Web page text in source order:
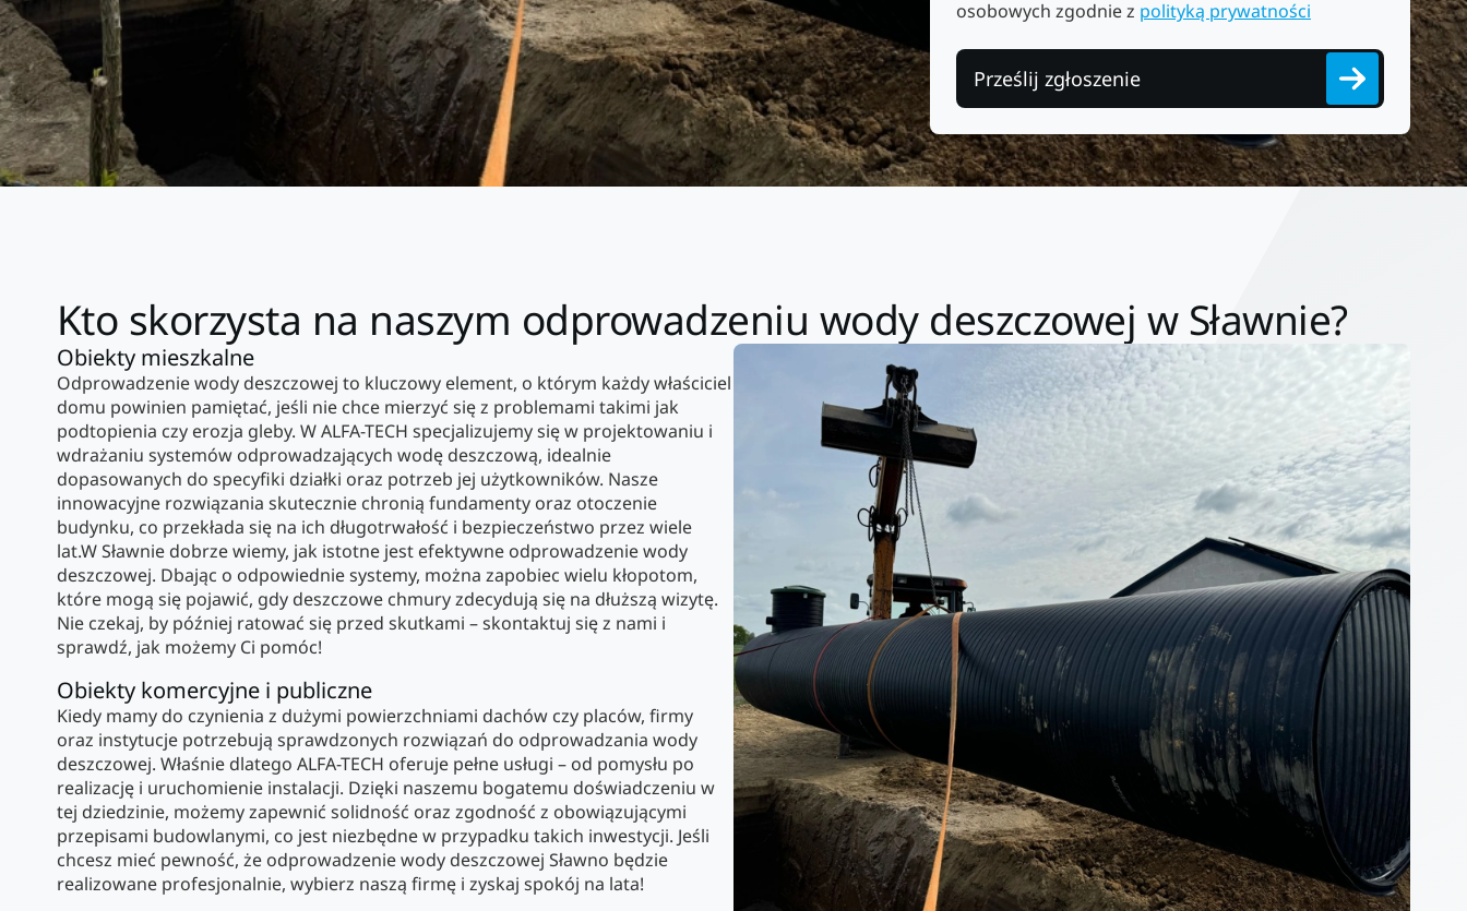
osobowych zgodnie z polityką prywatności
Prześlij zgłoszenie
Kto skorzysta na naszym odprowadzeniu wody deszczowej w Sławnie?
Obiekty mieszkalne
Odprowadzenie wody deszczowej to kluczowy element, o którym każdy właściciel
domu powinien pamiętać, jeśli nie chce mierzyć się z problemami takimi jak
podtopienia czy erozja gleby. W ALFA-TECH specjalizujemy się w projektowaniu i
wdrażaniu systemów odprowadzających wodę deszczową, idealnie
dopasowanych do specyfiki działki oraz potrzeb jej użytkowników. Nasze
innowacyjne rozwiązania skutecznie chronią fundamenty oraz otoczenie
budynku, co przekłada się na ich długotrwałość i bezpieczeństwo przez wiele
lat.W Sławnie dobrze wiemy, jak istotne jest efektywne odprowadzenie wody
deszczowej. Dbając o odpowiednie systemy, można zapobiec wielu kłopotom,
które mogą się pojawić, gdy deszczowe chmury zdecydują się na dłuższą wizytę.
Nie czekaj, by później ratować się przed skutkami – skontaktuj się z nami i
sprawdź, jak możemy Ci pomóc!
Obiekty komercyjne i publiczne
Kiedy mamy do czynienia z dużymi powierzchniami dachów czy placów, firmy
oraz instytucje potrzebują sprawdzonych rozwiązań do odprowadzania wody
deszczowej. Właśnie dlatego ALFA-TECH oferuje pełne usługi – od pomysłu po
realizację i uruchomienie instalacji. Dzięki naszemu bogatemu doświadczeniu w
tej dziedzinie, możemy zapewnić solidność oraz zgodność z obowiązującymi
przepisami budowlanymi, co jest niezbędne w przypadku takich inwestycji. Jeśli
chcesz mieć pewność, że odprowadzenie wody deszczowej Sławno będzie
realizowane profesjonalnie, wybierz naszą firmę i zyskaj spokój na lata!